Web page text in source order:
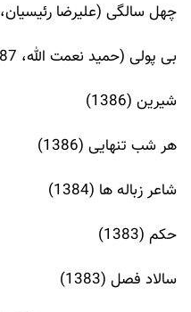
چهل سالگی (علیرضا رئیسیان، 1387)
بی پولی (حمید نعمت الله، 1387)
شیرین (1386)
هر شب تنهایی (1386)
شاعر زباله ها (1384)
حکم (1383)
سالاد فصل (1383)